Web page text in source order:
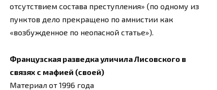
отсутствием состава преступления» (по одному из
пунктов дело прекращено по амнистии как
«возбужденное по неопасной статье»).
Французская разведка уличила Лисовского в
связях с мафией (своей)
Материал от 1996 года